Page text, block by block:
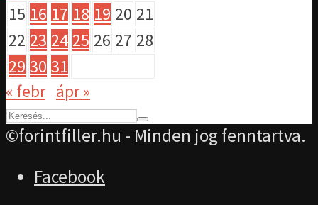
15 16 17 18 19 20 21
22 23 24 25 26 27 28
29 30 31
« febr ápr »
©forintfiller.hu - Minden jog fenntartva.
Facebook